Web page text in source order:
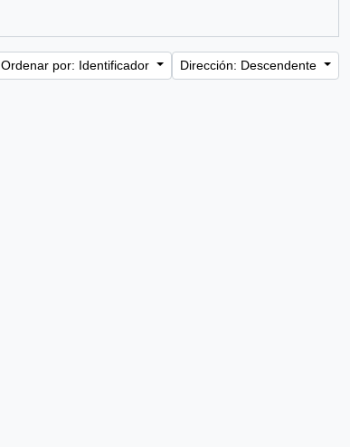
Ordenar por: Identificador Dirección: Descendente